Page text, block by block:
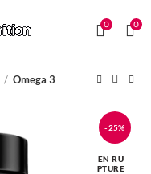
0 0
Omega 3
-25%
EN RU
PTURE